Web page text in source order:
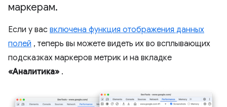
маркерам.
Если у вас включена функция отображения данных
полей , теперь вы можете видеть их во всплывающих
подсказках маркеров метрик и на вкладке
«Аналитика» .